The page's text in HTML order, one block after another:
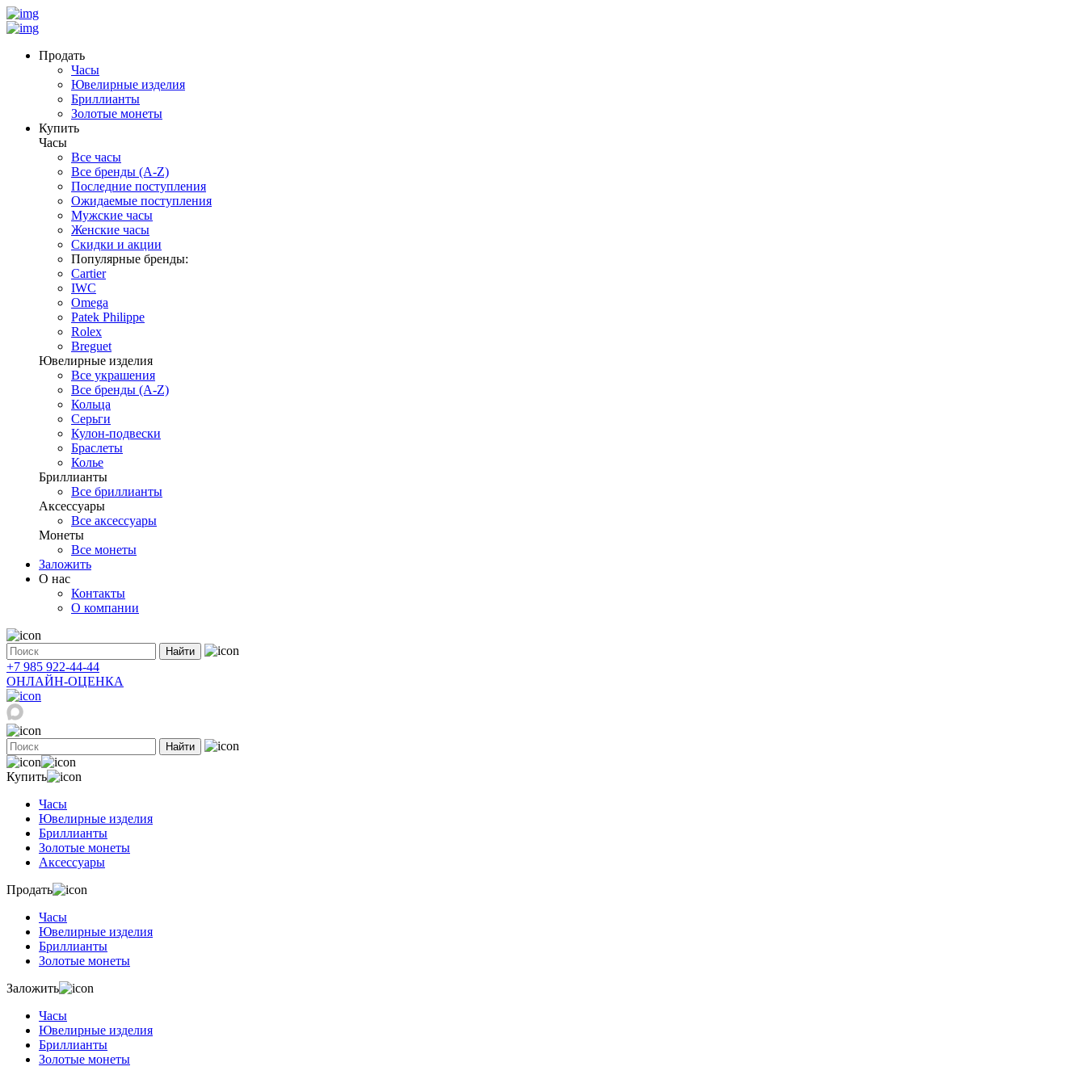
Продать
Часы
Ювелирные изделия
Бриллианты
Золотые монеты
Купить
Часы
Все часы
Все бренды (A-Z)
Последние поступления
Ожидаемые поступления
Мужские часы
Женские часы
Скидки и акции
Популярные бренды:
Cartier
IWC
Omega
Patek Philippe
Rolex
Breguet
Ювелирные изделия
Все украшения
Все бренды (A-Z)
Кольца
Серьги
Кулон-подвески
Браслеты
Колье
Бриллианты
Все бриллианты
Аксессуары
Все аксессуары
Монеты
Все монеты
Заложить
О нас
Контакты
О компании
Найти
+7 985 922-44-44
ОНЛАЙН-ОЦЕНКА
Найти
Купить
Часы
Ювелирные изделия
Бриллианты
Золотые монеты
Аксессуары
Продать
Часы
Ювелирные изделия
Бриллианты
Золотые монеты
Заложить
Часы
Ювелирные изделия
Бриллианты
Золотые монеты